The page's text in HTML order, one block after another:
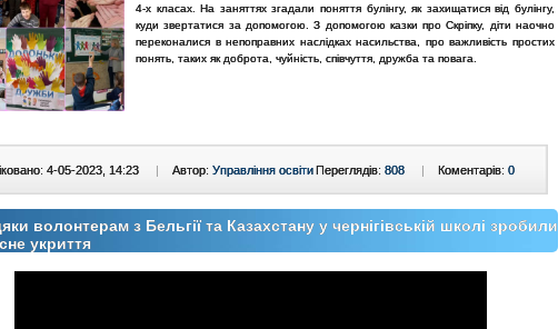
4-х класах. На заняттях згадали поняття булінгу, як захищатися від булінгу,
куди звертатися за допомогою. З допомогою казки про Скріпку, діти наочно
переконалися в непоправних наслідках насильства, про важливість простих
понять, таких як доброта, чуйність, співчуття, дружба та повага.
4-05-2023, 14:23 | Автор: Управління освіти Коментарів: 0
Переглядів: 808 |
волонтерам з Бельгії та Казахстану у чернігівській школі зробили
укриття